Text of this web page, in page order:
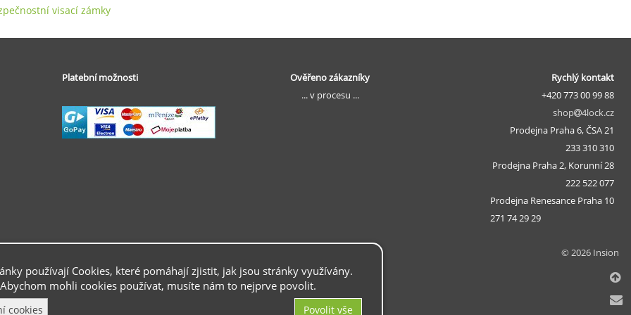
visací zámky
Rychlý kontakt
+420 773 00 99 88
shop
4lock.cz
Prodejna Praha 6, ČSA 21
233 310 310
Prodejna Praha 2, Korunní 28
222 522 077
Prodejna Renesance Praha 10
271 74 29 29
Platební možnosti
Ověřeno zákazníky
... v procesu ...
© 2026 Insion
používají Cookies, které pomáhají zjistit, jak jsou stránky využívány.
Abychom mohli cookies používat, musíte nám to nejprve povolit.